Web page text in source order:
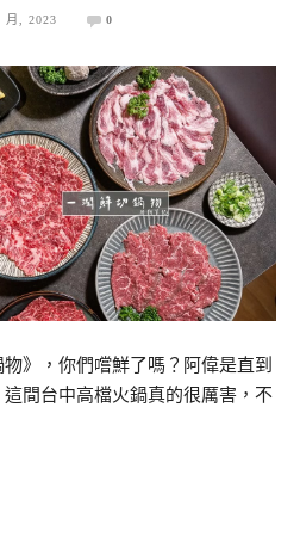
月, 2023 0
》，你們嚐鮮了嗎？阿偉是直到
間台中高檔火鍋真的很厲害，不